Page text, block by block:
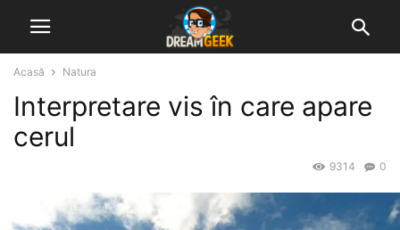
Acasă Natura
Interpretare vis în care apare
cerul
0
9314